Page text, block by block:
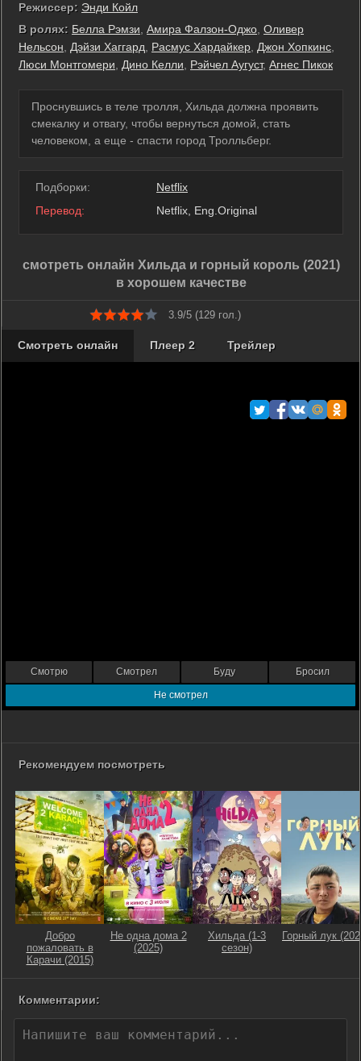
Режиссер: Энди Койл
В ролях: Белла Рэмзи Амира Фалзон-Оджо Оливер
Нельсон
Дэйзи Хаггард Расмус Хардайкер Джон Хопкинс
Люси Монтгомери
Дино Келли Рэйчел Аугуст, Агнес Пикок
Проснувшись в теле тролля, Хильда должна проявить
смекалку и отвагу, чтобы вернуться домой, стать
человеком, а еще - спасти город Тролльберг.
Подборки:
Netflix
Перевод:
Netflix, Eng.Original
смотреть онлайн Хильда и горный король (2021)
в хорошем качестве
3.9/5 (129гол.)
Смотреть онлайн Плеер 2 Трейлер
Смотрю Смотрел Буду Бросил
Не смотрел
Рекомендуем посмотреть
Добро
пожаловать в
Карачи (2015)
Не одна дома 2
(2025)
Хильда (1-3
сезон)
Горный лук
Комментарии: